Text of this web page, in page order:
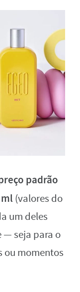
padrão
(valores do
um deles
— seja para o
ou momentos